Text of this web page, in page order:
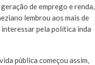
de emprego e renda,
lembrou aos mais de
interessar pela política inda
pública começou assim,